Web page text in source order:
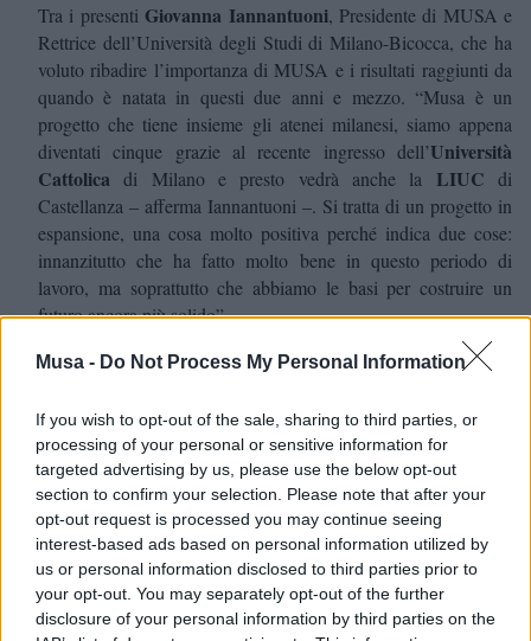
Musa - Do Not Process My Personal Information
If you wish to opt-out of the sale, sharing to third parties, or
processing of your personal or sensitive information for
targeted advertising by us, please use the below opt-out
section to confirm your selection. Please note that after your
opt-out request is processed you may continue seeing
interest-based ads based on personal information utilized by
us or personal information disclosed to third parties prior to
your opt-out. You may separately opt-out of the further
disclosure of your personal information by third parties on the
Tra i presentiGiovanna Iannantuoni, Presidente di MUSA e
Rettrice dell’Università degli Studi di Milano-Bicocca, che ha
voluto ribadire l’importanza di MUSA e i risultati raggiunti da
quando è natata in questi due anni e mezzo. “Musa è un
progetto che tiene insieme gli atenei milanesi, siamo appena
diventati cinque grazie al recente ingresso dell’Università
Cattolica di Milano e presto vedrà anche la LIUC di
Castellanza – afferma Iannantuoni –. Si tratta di un progetto in
espansione, una cosa molto positiva perché indica due cose:
innanzitutto che ha fatto molto bene in questo periodo di
lavoro, ma soprattutto che abbiamo le basi per costruire un
futuro ancora più solido”.